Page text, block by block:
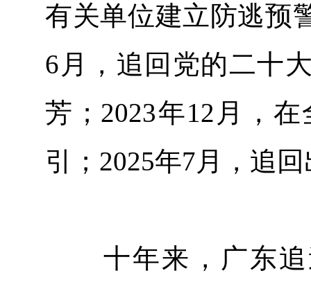
有关单位建立防逃预
6月，追回党的二十
芳；2023年12月，
引；2025年7月，追
十年来，广东追